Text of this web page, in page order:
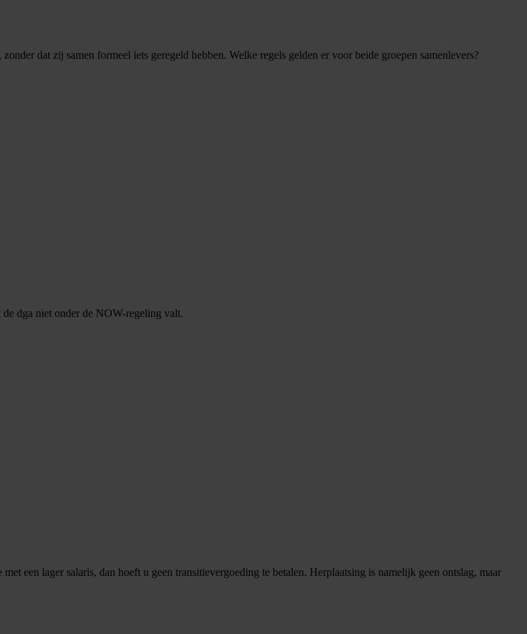
dat zij samen formeel iets geregeld hebben. Welke regels gelden er voor beide groepen samenlevers?
dga niet onder de NOW-regeling valt.
een lager salaris, dan hoeft u geen transitievergoeding te betalen. Herplaatsing is namelijk geen ontslag, maar